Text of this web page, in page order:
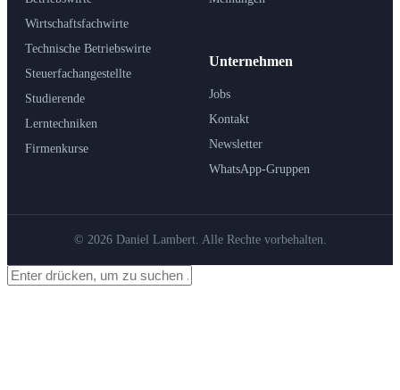
Wirtschaftsfachwirte
Technische Betriebswirte
Steuerfachangestellte
Studierende
Lerntechniken
Firmenkurse
Unternehmen
Jobs
Kontakt
Newsletter
WhatsApp-Gruppen
© 2026 Daniel Lambert. Alle Rechte vorbehalten.